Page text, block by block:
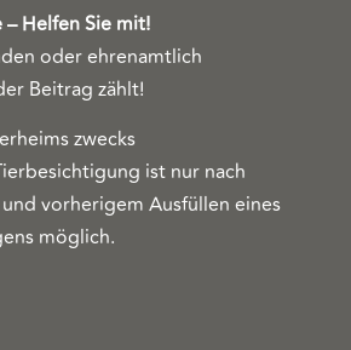
Helfen Sie mit!
oder ehrenamtlich
Beitrag zählt!
zwecks
ist nur nach
vorherigem Ausfüllen eines
möglich.